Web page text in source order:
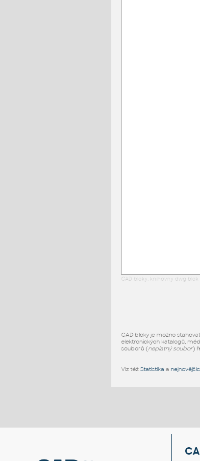
CAD bloky: knihovny dwg
CAD bloky je možno
elektronických katalogů,
souborů (neplatný soubor)
Viz též Statistika a